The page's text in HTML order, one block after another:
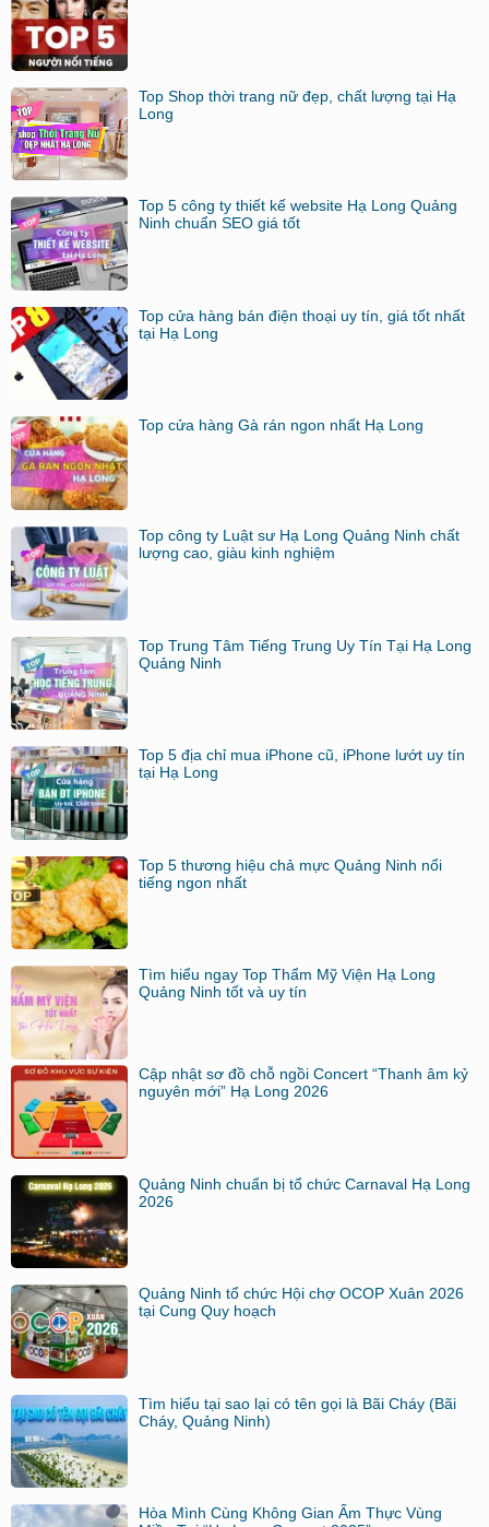
Top Shop thời trang nữ đẹp, chất lượng tại Hạ
Long
Top 5 công ty thiết kế website Hạ Long Quảng
Ninh chuẩn SEO giá tốt
Top cửa hàng bán điện thoại uy tín, giá tốt nhất
tại Hạ Long
Top cửa hàng Gà rán ngon nhất Hạ Long
Top công ty Luật sư Hạ Long Quảng Ninh chất
lượng cao, giàu kinh nghiệm
Top Trung Tâm Tiếng Trung Uy Tín Tại Hạ Long
Quảng Ninh
Top 5 địa chỉ mua iPhone cũ, iPhone lướt uy tín
tại Hạ Long
Top 5 thương hiệu chả mực Quảng Ninh nổi
tiếng ngon nhất
Tìm hiểu ngay Top Thẩm Mỹ Viện Hạ Long
Quảng Ninh tốt và uy tín
Cập nhật sơ đồ chỗ ngồi Concert “Thanh âm kỷ
nguyên mới” Hạ Long 2026
Quảng Ninh chuẩn bị tổ chức Carnaval Hạ Long
2026
Quảng Ninh tổ chức Hội chợ OCOP Xuân 2026
tại Cung Quy hoạch
Tìm hiểu tại sao lại có tên gọi là Bãi Cháy (Bãi
Cháy, Quảng Ninh)
Hòa Mình Cùng Không Gian Ẩm Thực Vùng